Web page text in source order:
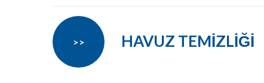
HAVUZ TEMİZLİĞİ
>>